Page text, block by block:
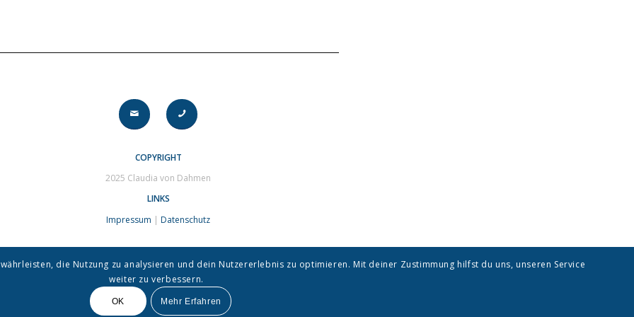
COPYRIGHT
2025 Claudia von Dahmen
LINKS
Impressum |Datenschutz
die Nutzung zu analysieren und dein Nutzererlebnis zu optimieren. Mit deiner Zustimmung hilfst du uns, unseren Service
weiter zu verbessern.
OK Mehr Erfahren